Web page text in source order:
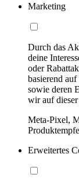
Marketing
Durch das
deine
oder
basierend
sowie deren
wir auf
Meta-Pixel,
Erweitertes